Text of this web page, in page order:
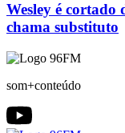
Wesley é cortado
chama substituto
som+conteúdo